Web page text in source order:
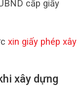
cấp giấy
xin giấy phép xây
xây dựng